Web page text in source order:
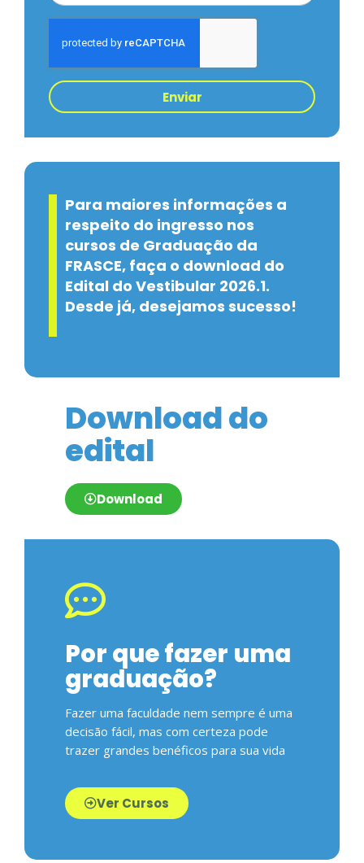
Enviar
Para maiores informações a
respeito do ingresso nos
cursos de Graduação da
FRASCE, faça o download do
Edital do Vestibular 2026.1.
Desde já, desejamos sucesso!
Download do
edital
Download
Por que fazer uma
graduação?
Fazer uma faculdade nem sempre é uma
decisão fácil, mas com certeza pode
trazer grandes benéficos para sua vida
Ver Cursos